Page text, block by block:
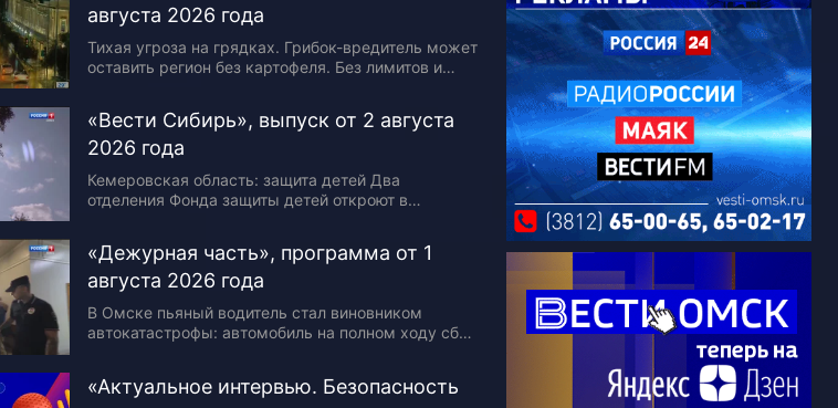
августа 2026 года
Тихая угроза на грядках. Грибок-вредитель может
оставить регион без картофеля. Без лимитов и
«Вести Сибирь», выпуск от 2 августа
2026 года
Кемеровская область: защита детей Два
отделения Фонда защиты детей откроют в
Львовой-Беловой. Новосибирская…
«Дежурная часть», программа от 1
августа 2026 года
В Омске пьяный водитель стал виновником
автокатастрофы: автомобиль на полном ходу сбил
«Актуальное интервью. Безопасность